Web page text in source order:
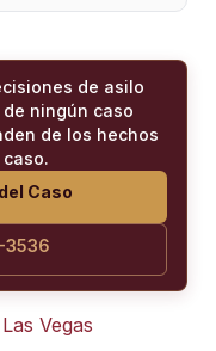
de asilo
ningún caso
de los hechos
Caso
3536
Las Vegas